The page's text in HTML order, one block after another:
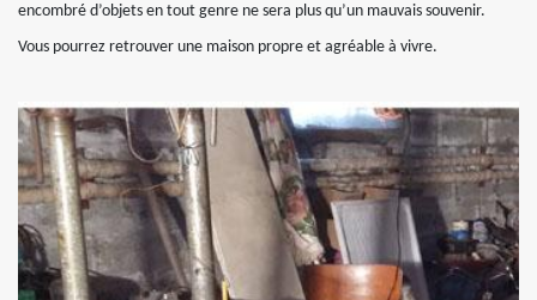
encombré d’objets en tout genre ne sera plus qu’un mauvais souvenir.
Vous pourrez retrouver une maison propre et agréable à vivre.